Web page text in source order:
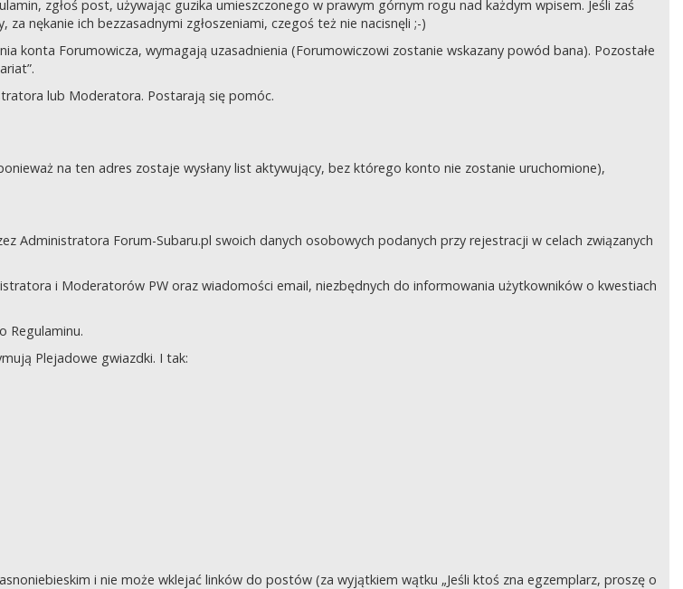
zgłoś post, używając guzika umieszczonego w prawym górnym rogu nad każdym wpisem. Jeśli zaś
nękanie ich bezzasadnymi zgłoszeniami, czegoś też nie nacisnęli ;-)
Forumowicza, wymagają uzasadnienia (Forumowiczowi zostanie wskazany powód bana). Pozostałe
lub Moderatora. Postarają się pomóc.
na ten adres zostaje wysłany list aktywujący, bez którego konto nie zostanie uruchomione),
Administratora Forum-Subaru.pl swoich danych osobowych podanych przy rejestracji w celach związanych
i Moderatorów PW oraz wiadomości email, niezbędnych do informowania użytkowników o kwestiach
Regulaminu.
Plejadowe gwiazdki. I tak:
i nie może wklejać linków do postów (za wyjątkiem wątku „Jeśli ktoś zna egzemplarz, proszę o